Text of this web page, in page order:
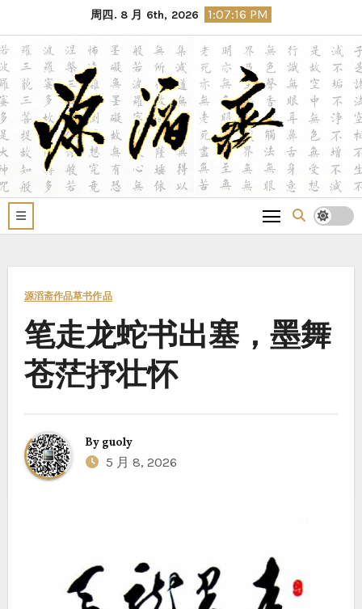
to
content
周四. 8 月 6th, 2026 1:07:17 PM
源滔斋作品草书作品
笔走龙蛇书出塞，墨舞
苍茫抒壮怀
By guoly
5 月 8, 2026